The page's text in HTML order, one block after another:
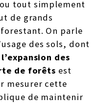
tout simplement
de grands
On parle
des sols, dont
des
de forêts est
mesurer cette
de maintenir